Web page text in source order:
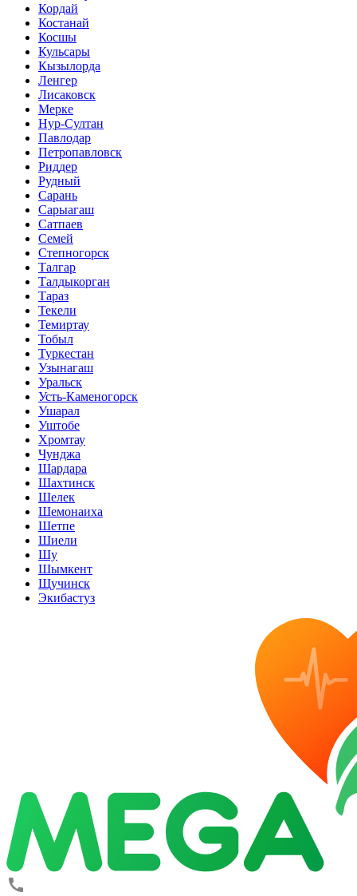
Кордай
Костанай
Косшы
Кульсары
Кызылорда
Ленгер
Лисаковск
Мерке
Нур-Султан
Павлодар
Петропавловск
Риддер
Рудный
Сарань
Сарыагаш
Сатпаев
Семей
Степногорск
Талгар
Талдыкорган
Тараз
Текели
Темиртау
Тобыл
Туркестан
Узынагаш
Уральск
Усть-Каменогорск
Ушарал
Уштобе
Хромтау
Чунджа
Шардара
Шахтинск
Шелек
Шемонаиха
Шетпе
Шиели
Шу
Шымкент
Щучинск
Экибастуз